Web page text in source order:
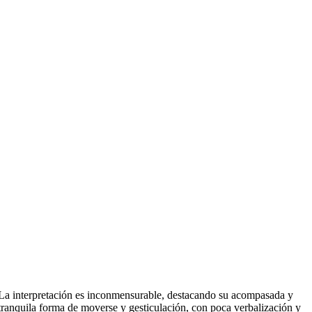
interpretación es inconmensurable, destacando su acompasada y
forma de moverse y gesticulación, con poca verbalización y